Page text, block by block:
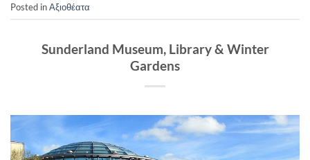
Posted inΑξιοθέατα
Sunderland Museum, Library & Winter
Gardens